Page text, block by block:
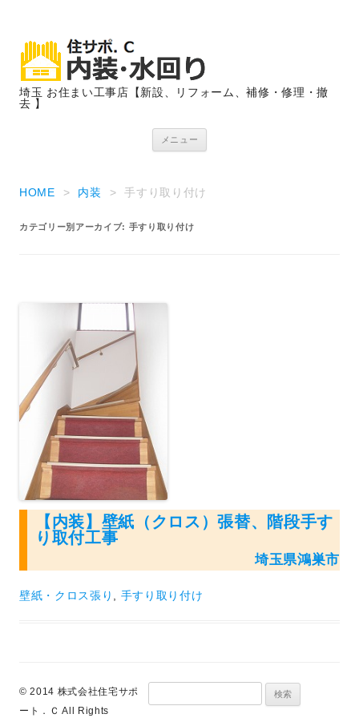
埼玉 お住まい工事店【新設、リフォーム、補修・修理・撤
去 】
メニュー
HOME > 内装 > 手すり取り付け
カテゴリー別アーカイブ: 手すり取り付け
【内装】壁紙（クロス）張替、階段手す
り取付工事
埼玉県鴻巣市
壁紙・クロス張り 手すり取り付け
© 2014 株式会社住宅サポ
ート．Ｃ All Rights